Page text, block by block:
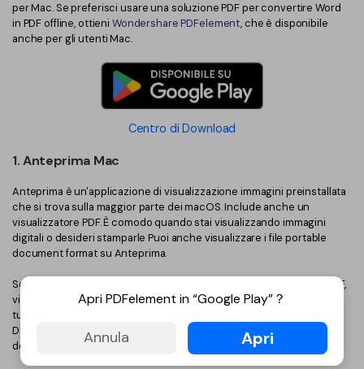
per Mac. Se preferisci usare una soluzione PDF per convertire Word
in PDF offline, ottieni Wondershare PDFelement, che è disponibile
anche per gli utenti Mac.
Centro di Download
1. Anteprima Mac
Anteprima è un'applicazione di visualizzazione immagini preinstallata
che si trova sulla maggior parte dei macOS. Include anche un
visualizzatore PDF. È comodo quando stai visualizzando immagini
digitali o desideri stamparle Puoi anche visualizzare i file portable
document format su Anteprima.
Se hai un documento Word su Mac e desideri salvarlo in formato PDF,
viene facilmente fatto usando Anteprima su Mac: Apri Anteprima sul
tuo macOS, poi apri il documento Word che desideri salvare in pDF.
Dopo che viene aperto, vai su menu dove troverai l'opzione File. Qui
dovrai scegliere l'opzione "Esporta in PDF".
Apri PDFelement in “Google Play”？
Annula Apri